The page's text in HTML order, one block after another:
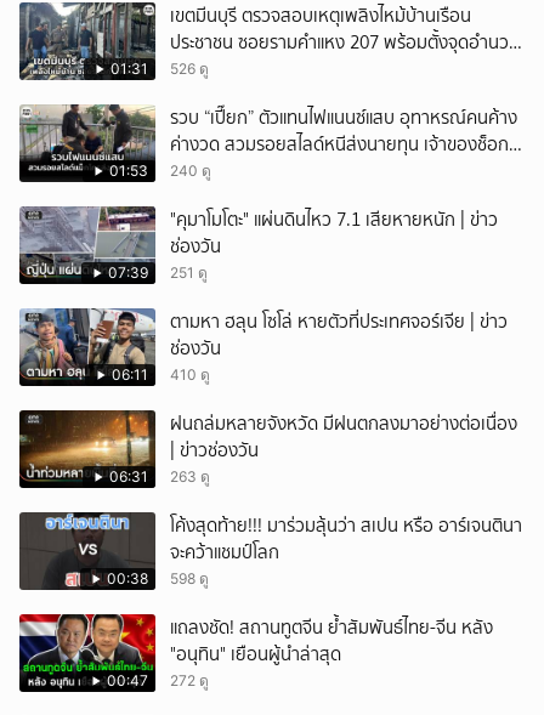
01:31
เขตมีนบุรี ตรวจสอบเหตุเพลิงไหม้บ้านเรือน
ประชาชน ซอยรามคำแหง 207 พร้อมตั้งจุดอำนวย
การช่วยเหลือ
526 ดู
01:53
รวบ “เปี๊ยก” ตัวแทนไฟแนนซ์แสบ อุทาหรณ์คนค้าง
ค่างวด สวมรอยสไลด์หนีส่งนายทุน เจ้าของช็อก
หนี้ยังอยู่ - รถปลิว เสียหายกว่า 600,000 บาท
240 ดู
07:39
"คุมาโมโตะ" แผ่นดินไหว 7.1 เสียหายหนัก | ข่าว
ช่องวัน
251 ดู
06:11
ตามหา ฮลุน โซโล่ หายตัวที่ประเทศจอร์เจีย | ข่าว
ช่องวัน
410 ดู
06:31
ฝนถล่มหลายจังหวัด มีฝนตกลงมาอย่างต่อเนื่อง
| ข่าวช่องวัน
263 ดู
00:38
โค้งสุดท้าย!!! มาร่วมลุ้นว่า สเปน หรือ อาร์เจนตินา
จะคว้าแชมป์โลก
598 ดู
00:47
แถลงชัด! สถานทูตจีน ย้ำสัมพันธ์ไทย-จีน หลัง
"อนุทิน" เยือนผู้นำล่าสุด
272 ดู